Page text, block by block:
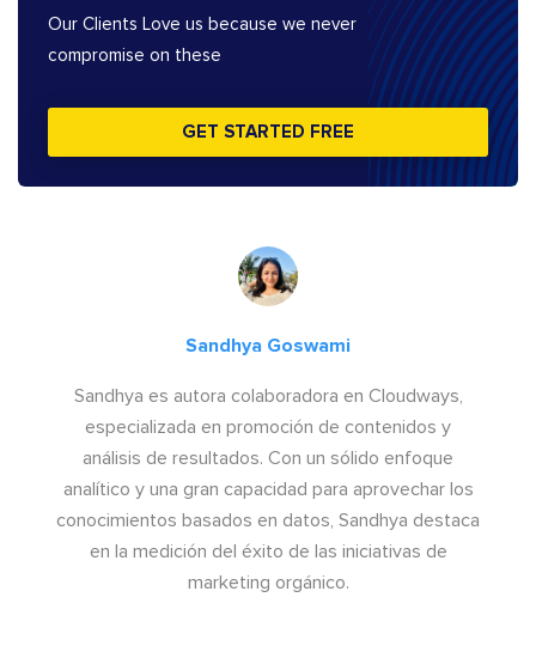
Our Clients Love us because we never
compromise on these
GET STARTED FREE
Sandhya Goswami
Sandhya es autora colaboradora en Cloudways,
especializada en promoción de contenidos y
análisis de resultados. Con un sólido enfoque
analítico y una gran capacidad para aprovechar los
conocimientos basados en datos, Sandhya destaca
en la medición del éxito de las iniciativas de
marketing orgánico.